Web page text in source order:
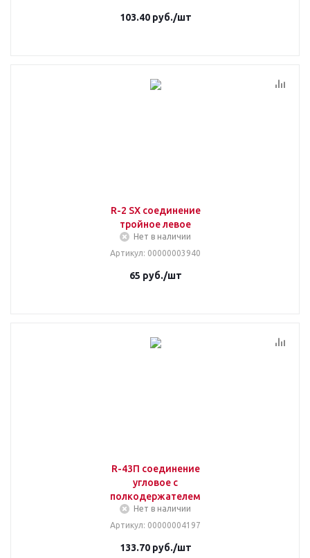
103.40руб./шт
R-2 SX соединение
тройное левое
Нет в наличии
Артикул: 00000003940
65 руб./шт
R-43П соединение
угловое с
полкодержателем
Нет в наличии
Артикул: 00000004197
133.70руб./шт